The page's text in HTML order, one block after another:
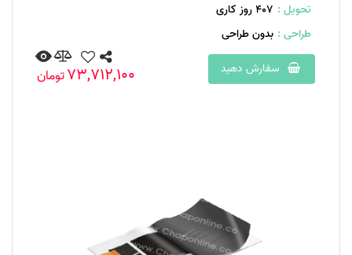
تحویل : 407 روز کاری
طراحی : بدون طراحی
سفارش دهید
73,712,100تومان